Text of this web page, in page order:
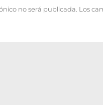
no será publicada. Los